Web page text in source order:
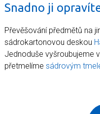
Snadno ji
Převěšování předmětů na
sádrokartonovou deskou
Jednoduše vyšroubujeme
přetmelíme sádrovým